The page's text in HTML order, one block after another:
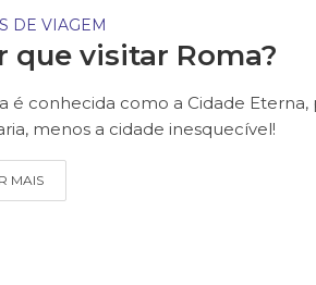
DE VIAGEM
que visitar Roma?
é conhecida como a Cidade
menos a cidade inesquecível!
MAIS